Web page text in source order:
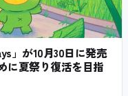
」が10月30日に発売
に夏祭り復活を目指